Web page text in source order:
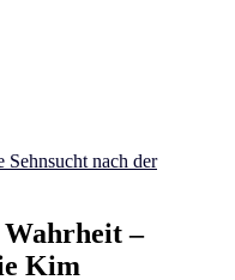
Sehnsucht nach der
Wahrheit –
Kim